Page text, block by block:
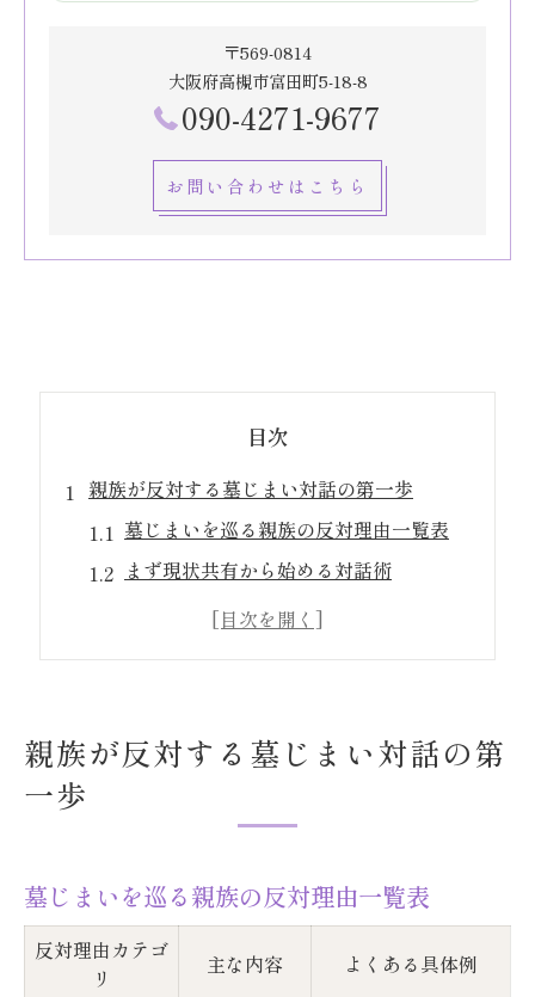
〒569-0814
大阪府高槻市富田町5-18-8
090-4271-9677
お問い合わせはこちら
目次
親族が反対する墓じまい対話の第一歩
墓じまいを巡る親族の反対理由一覧表
まず現状共有から始める対話術
親族同意が必要な理由と伝え方
感情面の反対には共感から入る
話題の墓じまい相談事例まとめ
「ご先祖想い」な進め方のコツ
墓じまい費用分担で揉めないための工夫
親族が反対する墓じまい対話の第
一歩
墓じまいを巡る親族の反対理由一覧表
反対理由カテゴ
リ
主な内容 よくある具体例